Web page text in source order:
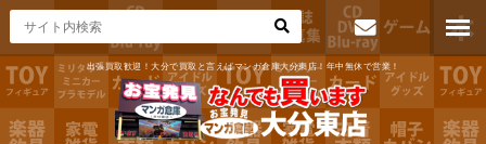
出張買取歓迎！大分で買取と言えばマンガ倉庫大分東店！年中無休で営業！
お問い合わ
せ